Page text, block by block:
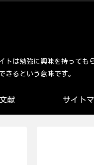
は勉強に興味を持っても
きるという意味です。
献 サイト